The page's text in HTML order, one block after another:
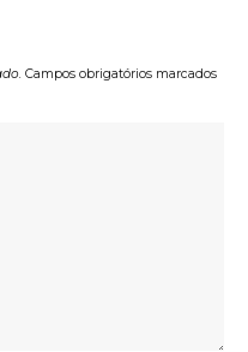
Campos obrigatórios marcados